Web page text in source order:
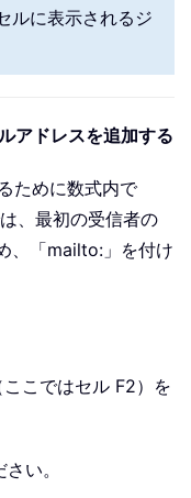
ルに表示されるジ
アドレスを追加する
ために数式内で
、最初の受信者の
、「mailto:」を付け
こではセル F2）を
い。